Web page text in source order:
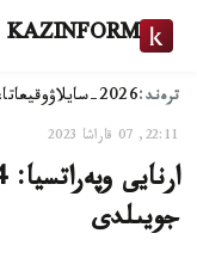
KAZINFORM
ترەند:2026-سايلاۋ وقيعا
22:11, 07 قاراشا 2023
جويىلدى